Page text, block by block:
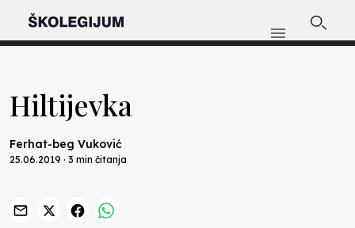
Hiltijevka
Ferhat-beg Vuković
25.06.2019 · 3 min čitanja